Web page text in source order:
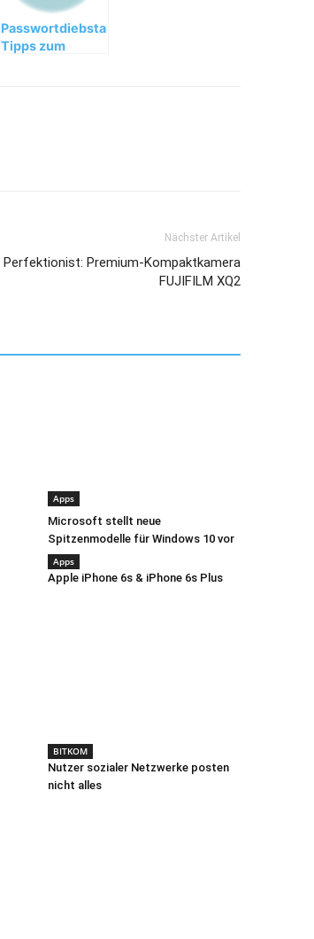
Passwortdiebstahl:
Tipps zum
Nächster Artikel
Perfektionist: Premium-Kompaktkamera
FUJIFILM XQ2
Apps
Microsoft stellt neue
Spitzenmodelle für Windows 10 vor
Apps
Apple iPhone 6s & iPhone 6s Plus
BITKOM
Nutzer sozialer Netzwerke posten
nicht alles